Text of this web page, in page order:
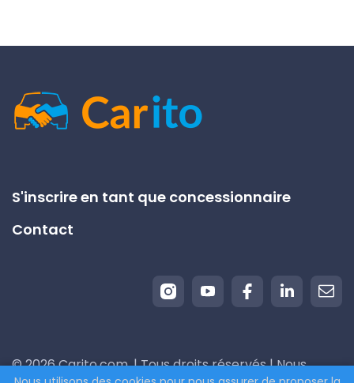
S'inscrire en tant que concessionnaire
Contact
© 2026 Carito.com. | Tous droits réservés | Nous